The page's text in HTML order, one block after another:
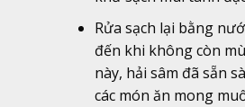
Rửa sạch lại bằng
đến khi không còn
này, hải sâm đã sẵn
các món ăn mong